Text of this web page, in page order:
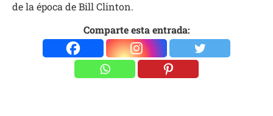
de la época de Bill Clinton.
Comparte esta entrada: